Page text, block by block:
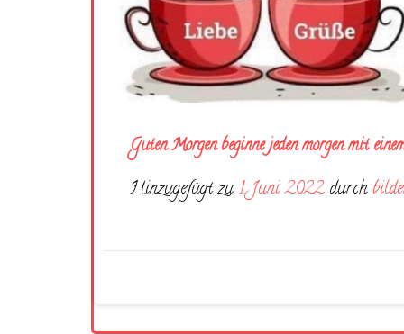
Guten Morgen beginne jeden morgen mit
Hinzugefügt zu1. Juni 2022 durch